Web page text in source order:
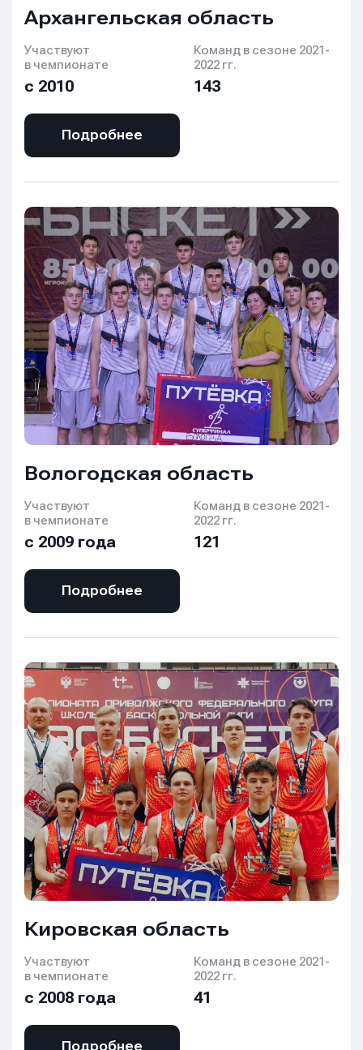
Архангельская область
Участвуют
в чемпионате
с 2010
Команд в сезоне 2021-
2022 гг.
143
Подробнее
Вологодская область
Участвуют
в чемпионате
с 2009 года
Команд в сезоне 2021-
2022 гг.
121
Подробнее
Кировская область
Участвуют
в чемпионате
с 2008 года
Команд в сезоне 2021-
2022 гг.
41
Подробнее